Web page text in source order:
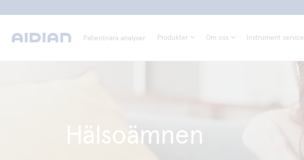
Patientnära analyser Produkter Om oss Instrument service
Hälsoämnen